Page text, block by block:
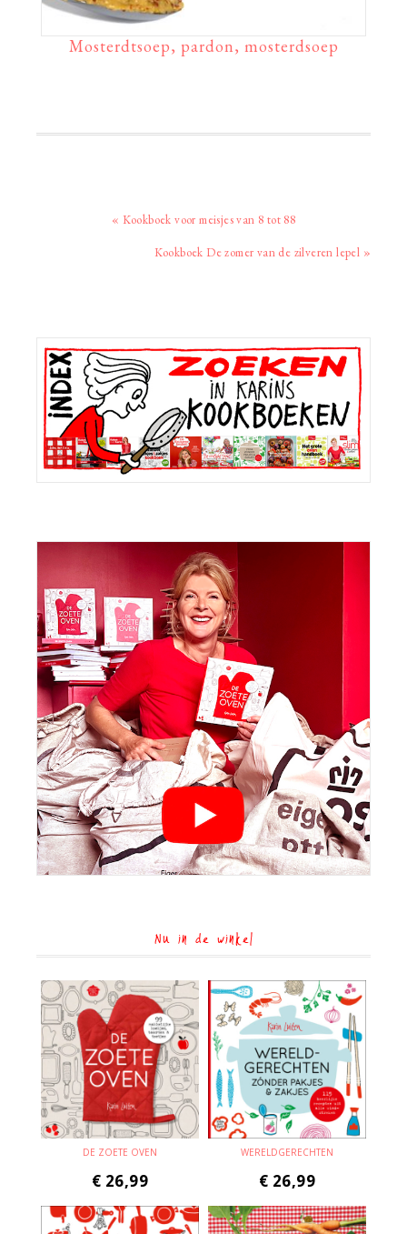
Mosterdtsoep, pardon, mosterdsoep
Vorig
« Kookboek voor meisjes van 8 tot 88
Volgend
Kookboek De zomer van de zilveren lepel »
Primaire
Sidebar
Nu in de winkel
DE ZOETE OVEN
€ 26,99
WERELDGERECHTEN
€ 26,99